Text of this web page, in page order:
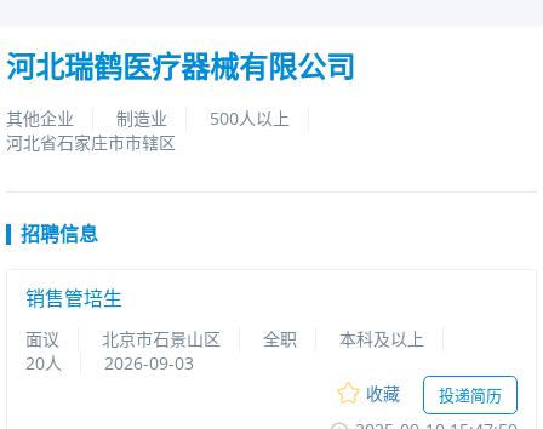
河北瑞鹤医疗器械有限公司
其他企业 制造业
500人以上
河北省石家庄市市辖区
招聘信息
销售管培生
面议 北京市石景山区 全职
本科及以上
20人
2026-09-03
收藏
投递简历